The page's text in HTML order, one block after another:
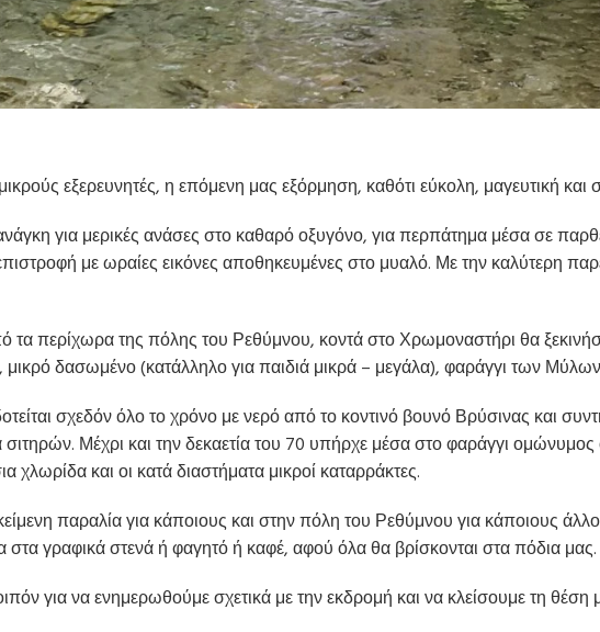
εξερευνητές, η επόμενη μας εξόρμηση, καθότι εύκολη, μαγευτική
για μερικές ανάσες στο καθαρό οξυγόνο, για περπάτημα μέσα σε
με ωραίες εικόνες αποθηκευμένες στο μυαλό. Με την καλύτερη
περίχωρα της πόλης του Ρεθύμνου, κοντά στο Χρωμοναστήρι θα
δασωμένο (κατάλληλο για παιδιά μικρά – μεγάλα), φαράγγι των
σχεδόν όλο το χρόνο με νερό από το κοντινό βουνό Βρύσινας και
Μέχρι και την δεκαετία του 70 υπήρχε μέσα στο φαράγγι ομώνυμος
και οι κατά διαστήματα μικροί καταρράκτες.
παραλία για κάποιους και στην πόλη του Ρεθύμνου για κάποιους
γραφικά στενά ή φαγητό ή καφέ, αφού όλα θα βρίσκονται στα πόδια μας.
για να ενημερωθούμε σχετικά με την εκδρομή και να κλείσουμε τη θέση